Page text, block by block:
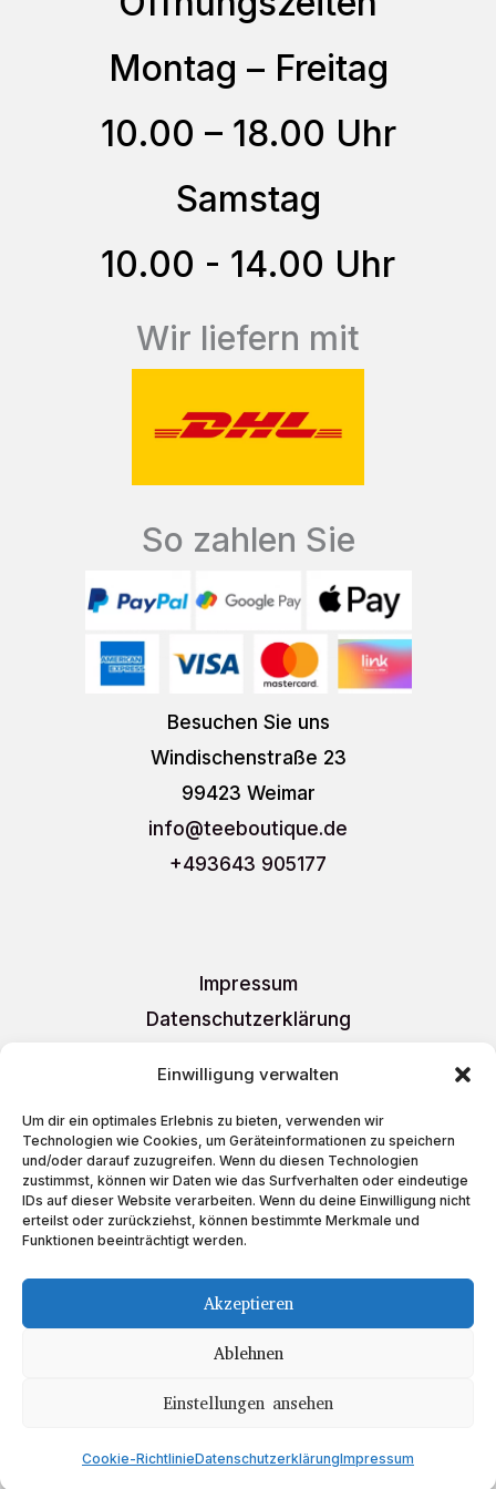
Einwilligung verwalten
Um dir ein optimales Erlebnis zu bieten, verwenden wir
Technologien wie Cookies, um Geräteinformationen zu speichern
und/oder darauf zuzugreifen. Wenn du diesen Technologien
zustimmst, können wir Daten wie das Surfverhalten oder eindeutige
IDs auf dieser Website verarbeiten. Wenn du deine Einwilligung nicht
erteilst oder zurückziehst, können bestimmte Merkmale und
Funktionen beeinträchtigt werden.
Akzeptieren
Ablehnen
Einstellungen ansehen
Cookie-RichtlinieDatenschutzerklärungImpressum
Die
können
auf
der
Produktseite
werden
Montag – Freitag
10.00 – 18.00 Uhr
Samstag
10.00 - 14.00 Uhr
Wir liefern mit
So zahlen Sie
Besuchen Sie uns
Windischenstraße 23
99423 Weimar
info@teeboutique.de
+493643 905177
Impressum
Datenschutzerklärung
Liefer- und Versandkosten
Cookie-Richtlinie (EU)
Schreiben Sie uns
auf